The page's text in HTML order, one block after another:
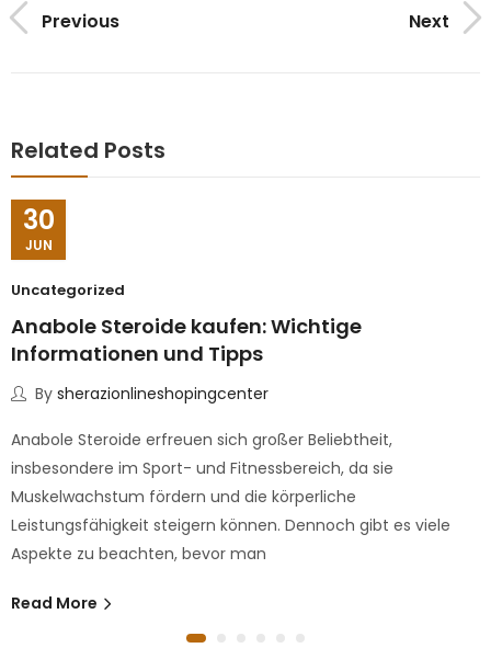
Previous Next
Related Posts
30
JUN
Uncategorized
Anabole Steroide kaufen: Wichtige
Informationen und Tipps
By sherazionlineshopingcenter
Anabole Steroide erfreuen sich großer Beliebtheit,
insbesondere im Sport- und Fitnessbereich, da sie
Muskelwachstum fördern und die körperliche
Leistungsfähigkeit steigern können. Dennoch gibt es viele
Aspekte zu beachten, bevor man
Read More